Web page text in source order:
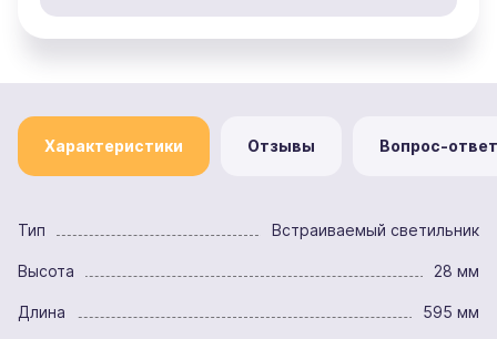
Характеристики Отзывы Вопрос-ответ
Тип Встраиваемый светильник
Высота 28 мм
Длина 595 мм